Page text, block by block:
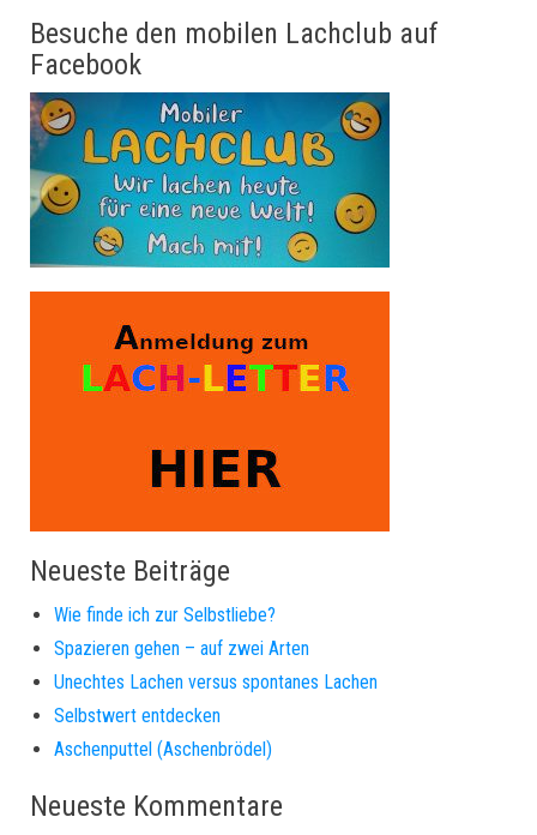
Besuche den mobilen Lachclub auf
Facebook
Neueste Beiträge
Wie finde ich zur Selbstliebe?
Spazieren gehen – auf zwei Arten
Unechtes Lachen versus spontanes Lachen
Selbstwert entdecken
Aschenputtel (Aschenbrödel)
Neueste Kommentare